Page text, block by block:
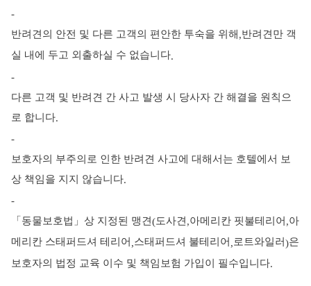
-
반려견의 안전 및 다른 고객의 편안한 투숙을 위해 ,반려견만 객
실 내에 두고 외출하실 수 없습니다.
-
다른 고객 및 반려견 간 사고 발생 시 당사자 간 해결을 원칙으
로 합니다.
-
보호자의 부주의로 인한 반려견 사고에 대해서는 호텔에서 보
상 책임을 지지 않습니다.
-
「동물보호법」상 지정된 맹견(도사견,아메리칸 핏불테리어 ,아
메리칸 스태퍼드셔 테리어 ,스태퍼드셔 불테리어 ,로트와일러)은
보호자의 법정 교육 이수 및 책임보험 가입이 필수입니다.